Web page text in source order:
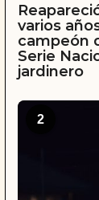
varios
campeón
Serie
jardinero
2